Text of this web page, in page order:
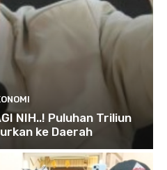
NIH..! Puluhan Triliun
ke Daerah